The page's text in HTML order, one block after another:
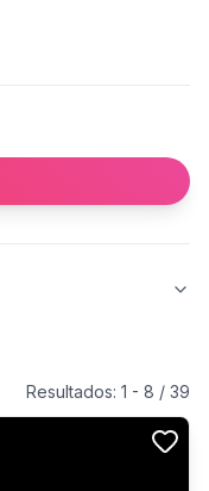
Resultados: 1 - 8 / 39